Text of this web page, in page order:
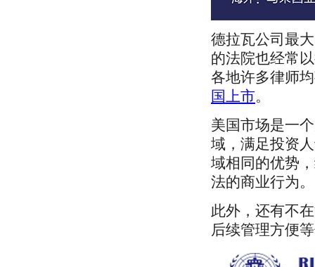
德拉瓦公司最
的法院也经常
各地许多律师
国上市。
美国市场是一
域，满足投资
域相同的优势
法的商业行为。
此外，还有不
后续管理方便